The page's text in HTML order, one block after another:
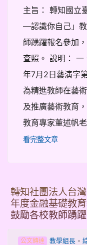
主旨： 轉知國立
―認識你自己」
師踴躍報名參加
查照。 說明： 一
年7月2日藝演字
為精進教師在藝
及推廣藝術教育
教育專家董述帆
看完整文章
轉知社團法人台
年度金融基礎教
鼓勵各校教師踴
公文轉達 教學組長-